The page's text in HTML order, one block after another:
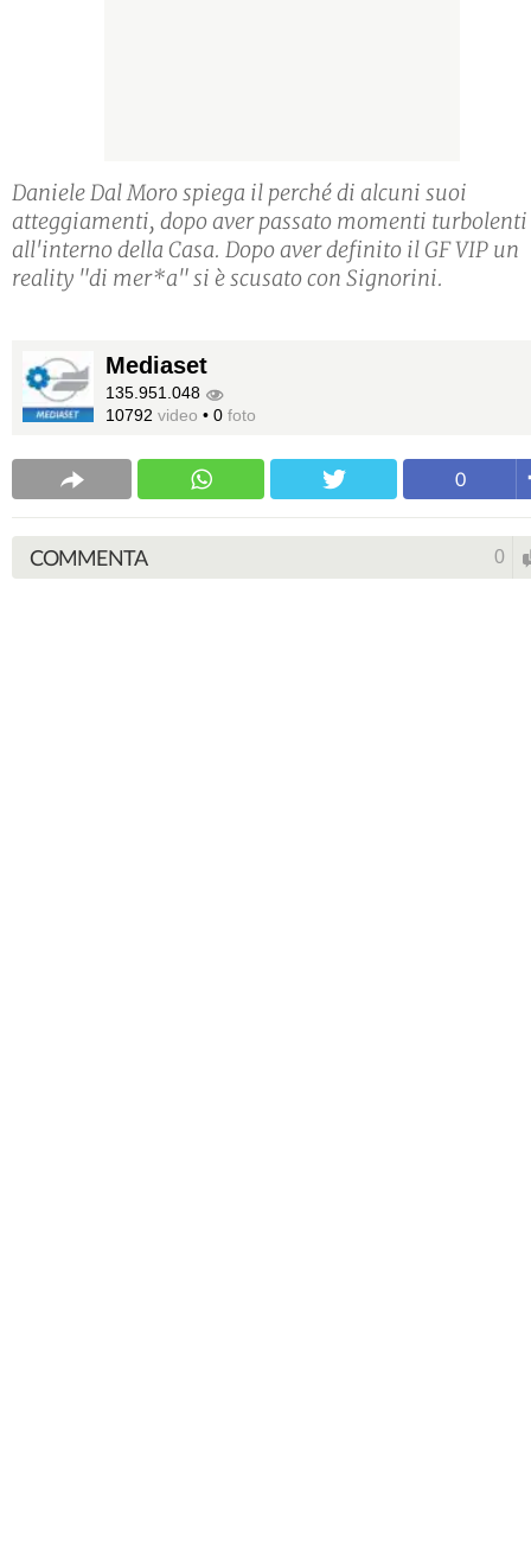
Daniele Dal Moro spiega il perché di alcuni suoi
atteggiamenti, dopo aver passato momenti turbolenti
all'interno della Casa. Dopo aver definito il GF VIP un
reality "di mer*a" si è scusato con Signorini.
Mediaset
135.951.048
10792 video • 0 foto
0
COMMENTA 0